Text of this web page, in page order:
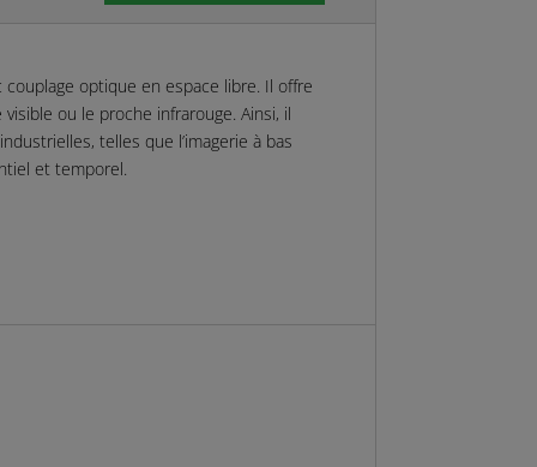
couplage optique en espace libre. Il offre
ou le proche infrarouge. Ainsi, il
telles que l’imagerie à bas
et temporel.